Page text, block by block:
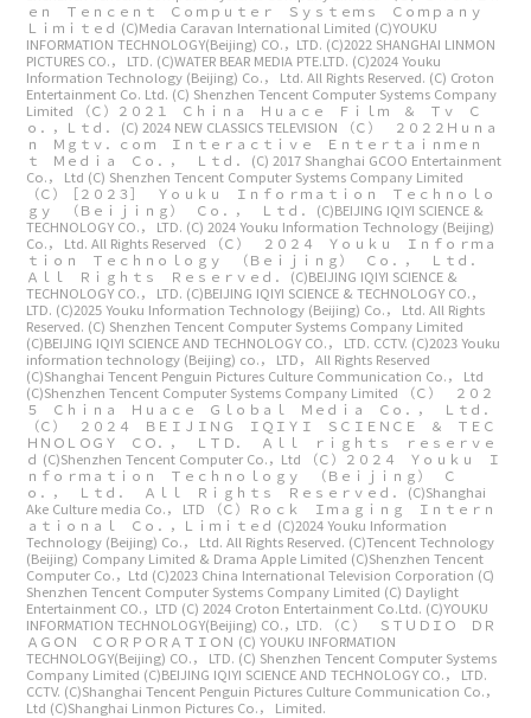
ｅｎ Ｔｅｎｃｅｎｔ Ｃｏｍｐｕｔｅｒ Ｓｙｓｔｅｍｓ Ｃｏｍｐａｎｙ
Ｌｉｍｉｔｅｄ (C)Media Caravan International Limited (C)YOUKU
INFORMATION TECHNOLOGY(Beijing) CO.，LTD. (C)2022 SHANGHAI LINMON
PICTURES CO.， LTD. (C)WATER BEAR MEDIA PTE.LTD. (C)2024 Youku
Information Technology (Beijing) Co.， Ltd. All Rights Reserved. (C) Croton
Entertainment Co. Ltd. (C) Shenzhen Tencent Computer Systems Company
Limited
（Ｃ）２０２１ Ｃｈｉｎａ Ｈｕａｃｅ Ｆｉｌｍ ＆ Ｔｖ Ｃ
ｏ．，Ｌｔｄ． (C) 2024 NEW CLASSICS TELEVISION
（Ｃ） ２０２２Ｈｕｎａ
ｎ Ｍｇｔｖ．ｃｏｍ Ｉｎｔｅｒａｃｔｉｖｅ Ｅｎｔｅｒｔａｉｎｍｅｎ
ｔ Ｍｅｄｉａ Ｃｏ．， Ｌｔｄ． (C) 2017 Shanghai GCOO Entertainment
Co.， Ltd (C) Shenzhen Tencent Computer Systems Company Limited
（Ｃ）［２０２３］ Ｙｏｕｋｕ Ｉｎｆｏｒｍａｔｉｏｎ Ｔｅｃｈｎｏｌｏ
ｇｙ （Ｂｅｉｊｉｎｇ） Ｃｏ．， Ｌｔｄ． (C)BEIJING IQIYI SCIENCE &
TECHNOLOGY CO.， LTD. (C) 2024 Youku Information Technology (Beijing)
Co.， Ltd. All Rights Reserved
（Ｃ） ２０２４ Ｙｏｕｋｕ Ｉｎｆｏｒｍａ
ｔｉｏｎ Ｔｅｃｈｎｏｌｏｇｙ （Ｂｅｉｊｉｎｇ） Ｃｏ．， Ｌｔｄ．
Ａｌｌ Ｒｉｇｈｔｓ Ｒｅｓｅｒｖｅｄ． (C)BEIJING IQIYI SCIENCE &
TECHNOLOGY CO.， LTD. (C)BEIJING IQIYI SCIENCE & TECHNOLOGY CO.，
LTD. (C)2025 Youku Information Technology (Beijing) Co.， Ltd. All Rights
Reserved. (C) Shenzhen Tencent Computer Systems Company Limited
(C)BEIJING IQIYI SCIENCE AND TECHNOLOGY CO.， LTD. CCTV. (C)2023 Youku
information technology (Beijing) co.， LTD， All Rights Reserved
(C)Shanghai Tencent Penguin Pictures Culture Communication Co.， Ltd
(C)Shenzhen Tencent Computer Systems Company Limited
（Ｃ） ２０２
５ Ｃｈｉｎａ Ｈｕａｃｅ Ｇｌｏｂａｌ Ｍｅｄｉａ Ｃｏ．， Ｌｔｄ．
（Ｃ） ２０２４ ＢＥＩＪＩＮＧ ＩＱＩＹＩ ＳＣＩＥＮＣＥ ＆ ＴＥＣ
ＨＮＯＬＯＧＹ ＣＯ．， ＬＴＤ． Ａｌｌ ｒｉｇｈｔｓ ｒｅｓｅｒｖｅ
ｄ (C)Shenzhen Tencent Computer Co.，Ltd
（Ｃ）２０２４ Ｙｏｕｋｕ Ｉ
ｎｆｏｒｍａｔｉｏｎ Ｔｅｃｈｎｏｌｏｇｙ （Ｂｅｉｊｉｎｇ） Ｃ
ｏ．， Ｌｔｄ． Ａｌｌ Ｒｉｇｈｔｓ Ｒｅｓｅｒｖｅｄ． (C)Shanghai
Ake Culture media Co.， LTD
（Ｃ）Ｒｏｃｋ Ｉｍａｇｉｎｇ Ｉｎｔｅｒｎ
ａｔｉｏｎａｌ Ｃｏ．，Ｌｉｍｉｔｅｄ (C)2024 Youku Information
Technology (Beijing) Co.， Ltd. All Rights Reserved. (C)Tencent Technology
(Beijing) Company Limited & Drama Apple Limited (C)Shenzhen Tencent
Computer Co.，Ltd (C)2023 China International Television Corporation (C)
Shenzhen Tencent Computer Systems Company Limited (C) Daylight
Entertainment CO.，LTD (C) 2024 Croton Entertainment Co.Ltd. (C)YOUKU
INFORMATION TECHNOLOGY(Beijing) CO.，LTD.
（Ｃ） ＳＴＵＤＩＯ ＤＲ
ＡＧＯＮ ＣＯＲＰＯＲＡＴＩＯＮ (C) YOUKU INFORMATION
TECHNOLOGY(Beijing) CO.， LTD. (C) Shenzhen Tencent Computer Systems
Company Limited (C)BEIJING IQIYI SCIENCE AND TECHNOLOGY CO.， LTD.
CCTV. (C)Shanghai Tencent Penguin Pictures Culture Communication Co.，
Ltd (C)Shanghai Linmon Pictures Co.， Limited.